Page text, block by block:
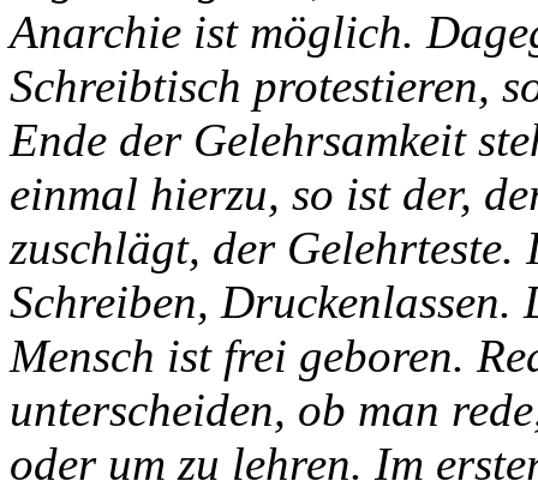
Anarchie ist möglich.
Schreibtisch protestieren,
Ende der Gelehrsamkeit
einmal hierzu, so ist der,
zuschlägt, der Gelehrteste.
Schreiben,
Mensch ist frei geboren.
unterscheiden, ob man
oder um zu lehren. Im